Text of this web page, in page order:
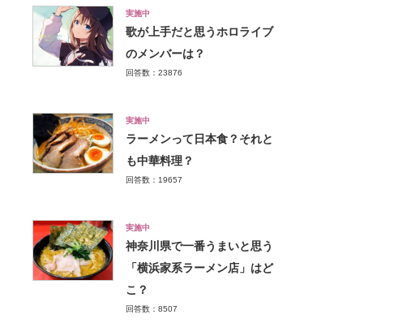
実施中
歌が上手だと思うホロライブ
のメンバーは？
回答数：23876
実施中
ラーメンって日本食？それと
も中華料理？
回答数：19657
実施中
神奈川県で一番うまいと思う
「横浜家系ラーメン店」はど
こ？
回答数：8507